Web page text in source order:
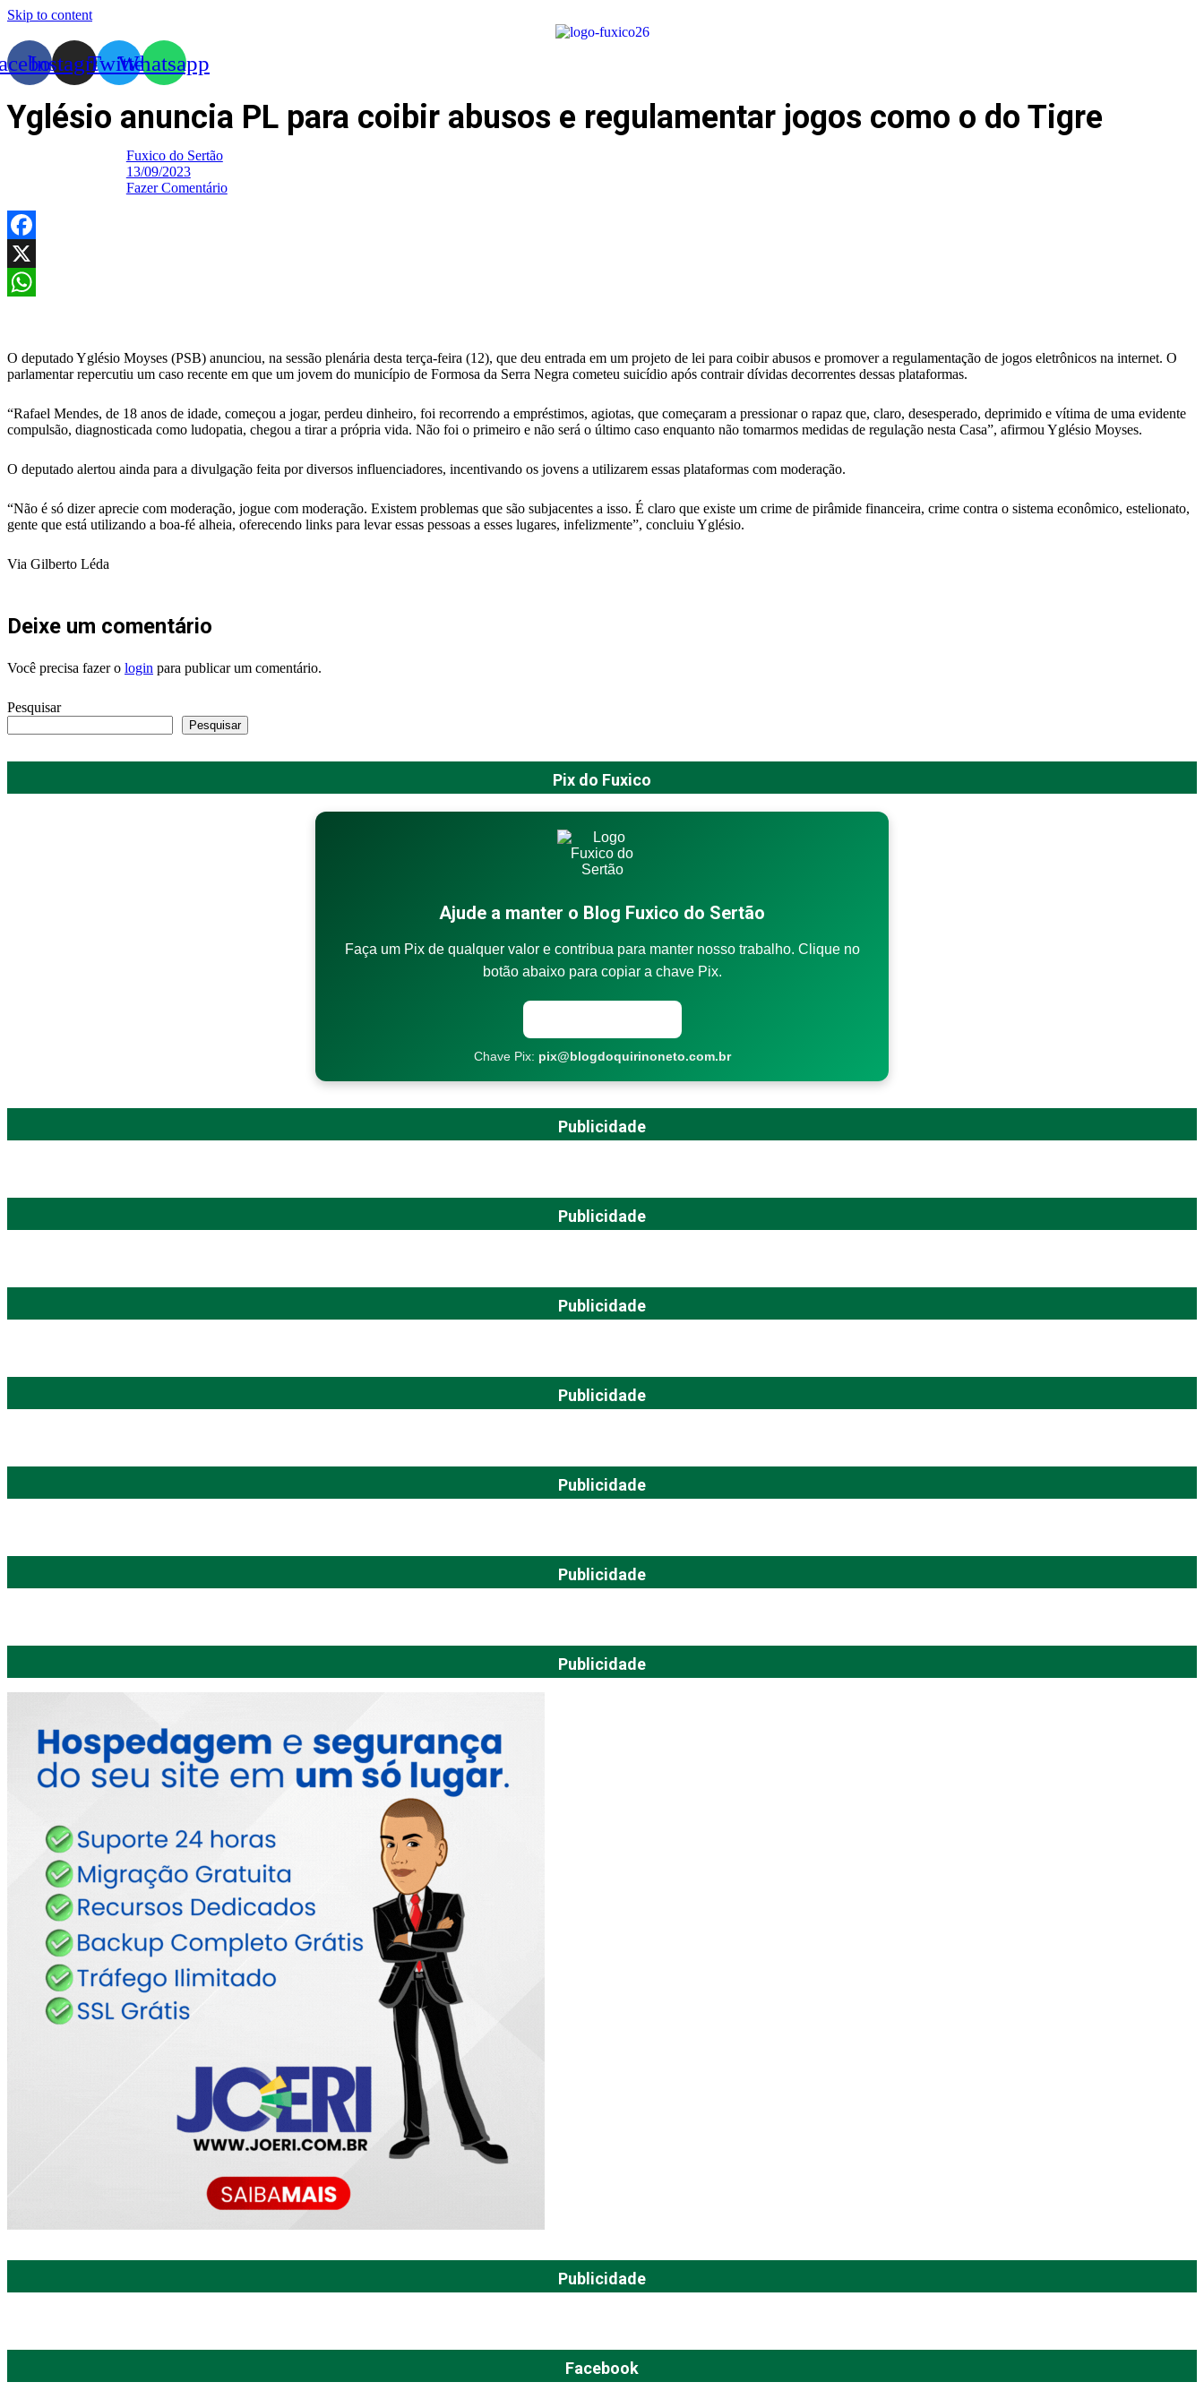
Skip to content
InstagramTwitterWhatsapp
Yglésio anuncia PL para coibir abusos e regulamentar jogos como o do Tigre
Fuxico do Sertão
13/09/2023
Fazer Comentário
Facebook
X
O deputado Yglésio Moyses (PSB) anunciou, na sessão plenária desta terça-feira (12), que deu entrada em um projeto de lei para coibir abusos e promover a regulamentação de jogos eletrônicos na internet. O
parlamentar repercutiu um caso recente em que um jovem do município de Formosa da Serra Negra cometeu suicídio após contrair dívidas decorrentes dessas plataformas.
“Rafael Mendes, de 18 anos de idade, começou a jogar, perdeu dinheiro, foi recorrendo a empréstimos, agiotas, que começaram a pressionar o rapaz que, claro, desesperado, deprimido e vítima de uma evidente
compulsão, diagnosticada como ludopatia, chegou a tirar a própria vida. Não foi o primeiro e não será o último caso enquanto não tomarmos medidas de regulação nesta Casa”, afirmou Yglésio Moyses.
O deputado alertou ainda para a divulgação feita por diversos influenciadores, incentivando os jovens a utilizarem essas plataformas com moderação.
“Não é só dizer aprecie com moderação, jogue com moderação. Existem problemas que são subjacentes a isso. É claro que existe um crime de pirâmide financeira, crime contra o sistema econômico, estelionato,
gente que está utilizando a boa-fé alheia, oferecendo links para levar essas pessoas a esses lugares, infelizmente”, concluiu Yglésio.
Via Gilberto Léda
Deixe um comentário
Você precisa fazer o login para publicar um comentário.
Pesquisar
Pesquisar
Pix do Fuxico
Ajude a manter o Blog Fuxico do Sertão
Faça um Pix de qualquer valor e contribua para manter nosso trabalho. Clique no
botão abaixo para copiar a chave Pix.
Chave Pix: pix@blogdoquirinoneto.com.br
Publicidade
Publicidade
Publicidade
Publicidade
Publicidade
Publicidade
Publicidade
Publicidade
Facebook